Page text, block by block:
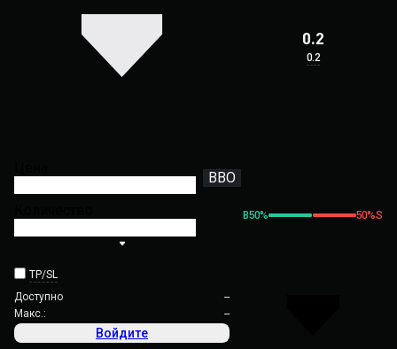
BBO
TP/SL
Доступно
--
Макс.:
--
Войдите
0.2
0.2
B50% 50%S